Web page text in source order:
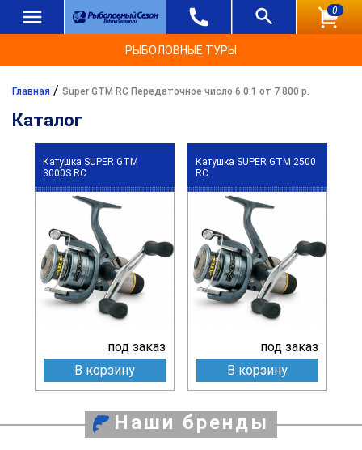
0
РЫБОЛОВНЫЕ ТУРЫ
Главная / Super GTM RC Передаточное число 6.0:1 от 7 800 р.
Каталог
Катушка SUPER GTM
3000S RC
под заказ
В корзину
Катушка SUPER GTM 2500
RC
под заказ
В корзину
Наши бренды